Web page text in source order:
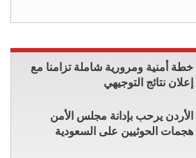
خطة أمنية ومرورية شاملة تزامنا مع
إعلان نتائج التوجيهي
الأردن يرحب بإدانة مجلس الأمن
هجمات الحوثيين على السعودية